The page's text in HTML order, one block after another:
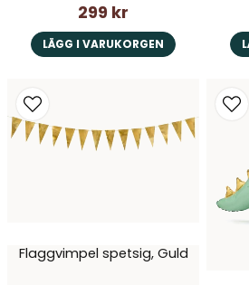
299 kr
LÄGG I VARUKORGEN
Flaggvimpel spetsig, Guld